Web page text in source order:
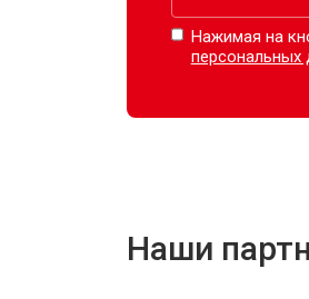
Нажимая на
персональных
Наши